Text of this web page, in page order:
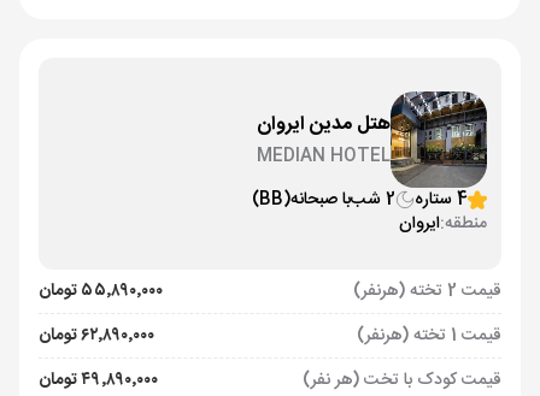
هتل مدین ایروان
MEDIAN HOTEL
4 ستاره
2 شب با صبحانه(BB)
منطقه:ایروان
قیمت 2 تخته (هرنفر)
۵۵٬۸۹۰٬۰۰۰ تومان
قیمت 1 تخته (هرنفر)
۶۲٬۸۹۰٬۰۰۰ تومان
قیمت کودک با تخت (هر نفر)
۴۹٬۸۹۰٬۰۰۰ تومان